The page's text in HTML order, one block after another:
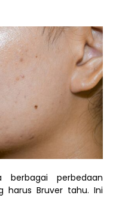
berbagai perbedaan
Bruver tahu. Ini